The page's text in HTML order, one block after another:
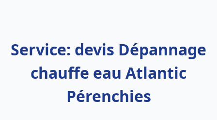
Service: devis Dépannage
chauffe eau Atlantic
Pérenchies